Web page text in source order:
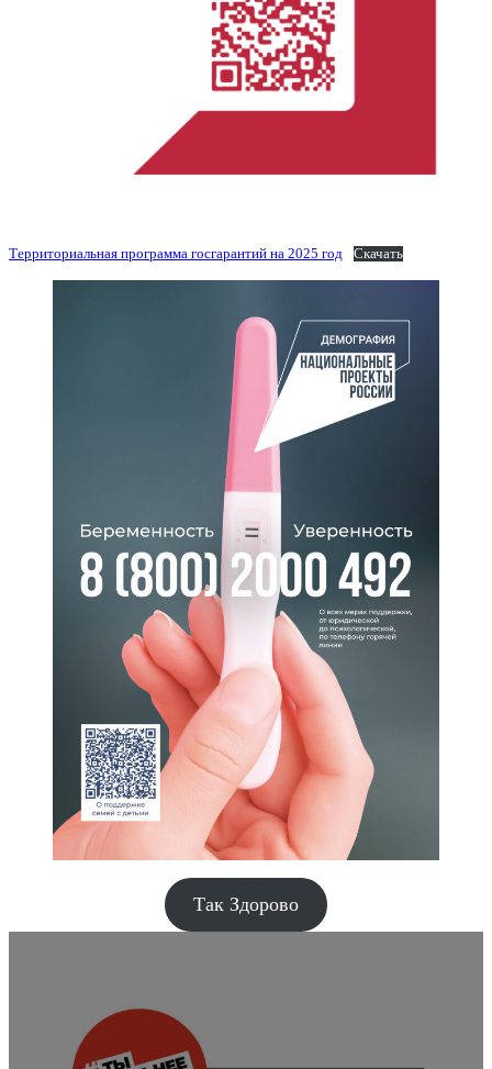
Территориальная программа госгарантий на 2025 год Скачать
Так Здорово